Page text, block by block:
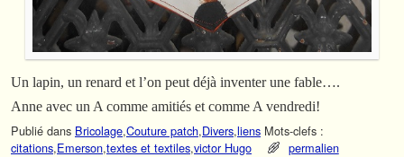
Un lapin, un renard et l’on peut déjà inventer une fable….
Anne avec un A comme amitiés et comme A vendredi!
Publié dans Bricolage,Couture patch,Divers,liens Mots-clefs :
citations,Emerson,textes et textiles,victor Hugo permalien